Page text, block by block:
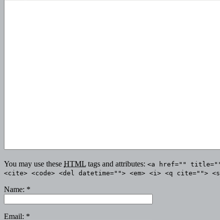
You may use these HTML tags and attributes: <a href=""
<cite> <code> <del datetime=""> <em> <i> <q cite="">
Name: *
Email: *